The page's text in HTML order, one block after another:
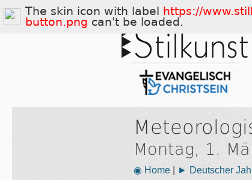
Montag, 1.
◉ Home ► Deutscher
The skin icon with label
https://
button.png can't be loaded.